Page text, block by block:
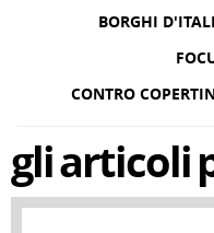
BORGHI
CONTRO
gliarticoli